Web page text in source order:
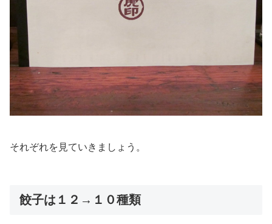
それぞれを見ていきましょう。
餃子は１２→１０種類